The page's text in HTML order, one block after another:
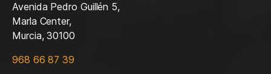
Avenida Pedro Guillén 5,
Marla Center,
Murcia, 30100
968 66 87 39